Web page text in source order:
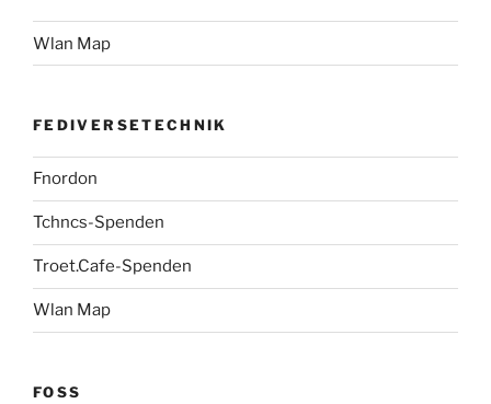
Wlan Map
FEDIVERSETECHNIK
Fnordon
Tchncs-Spenden
Troet.Cafe-Spenden
Wlan Map
FOSS